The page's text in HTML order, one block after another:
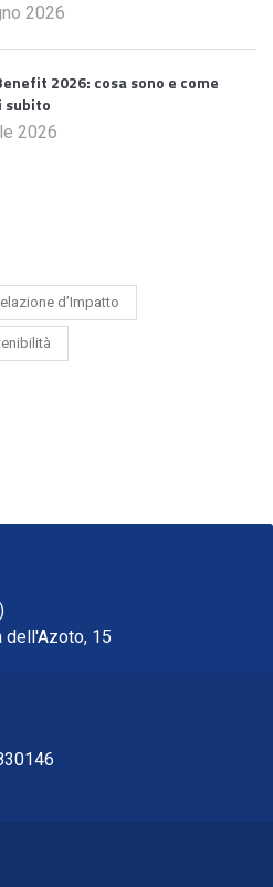
2026
2026: cosa sono e come
2026
d’Impatto
dell'Azoto, 15